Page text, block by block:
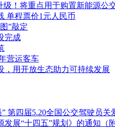
级！将重点用于购置新能源公
单程票价1元人民币
”敲定
完成
营运客车
，用开放生态助力可持续发展
第四届5.20全国公交驾驶员关
展“十四五”规划》的通知（